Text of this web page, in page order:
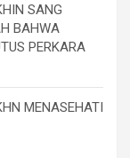
SANG
BAHWA
PERKARA
MENASEHATI